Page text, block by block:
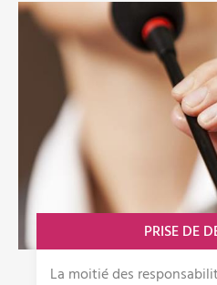
Sport au féminin
PRISE DE
La moitié des